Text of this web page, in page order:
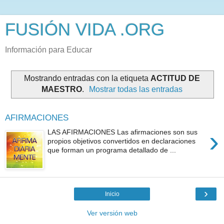
FUSIÓN VIDA .ORG
Información para Educar
Mostrando entradas con la etiqueta ACTITUD DE
MAESTRO. Mostrar todas las entradas
AFIRMACIONES
›
LAS AFIRMACIONES Las afirmaciones son sus
propios objetivos convertidos en declaraciones
que forman un programa detallado de ...
›
Inicio
Ver versión web